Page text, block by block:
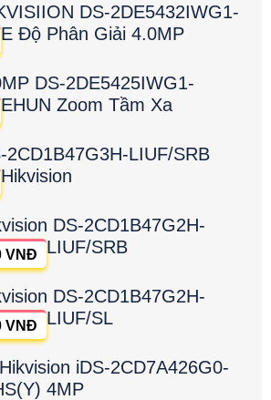
DS-2DE5432IWG1-
E Độ Phân Giải 4.0MP
DS-2DE5425IWG1-
EHUN Zoom Tầm Xa
2CD1B47G3H-LIUF/SRB
Hikvision
DS-2CD1B47G2H-
LIUF/SRB
VNĐ
DS-2CD1B47G2H-
LIUF/SL
VNĐ
iDS-2CD7A426G0-
4MP